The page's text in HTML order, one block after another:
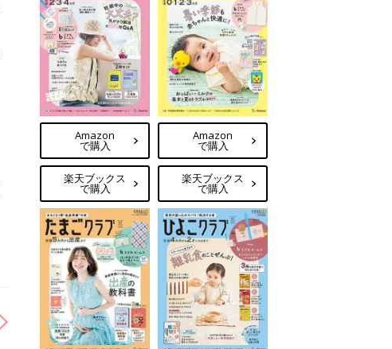
Amazon
で購入
楽天ブックス
で購入
Amazon
で購入
楽天ブックス
で購入